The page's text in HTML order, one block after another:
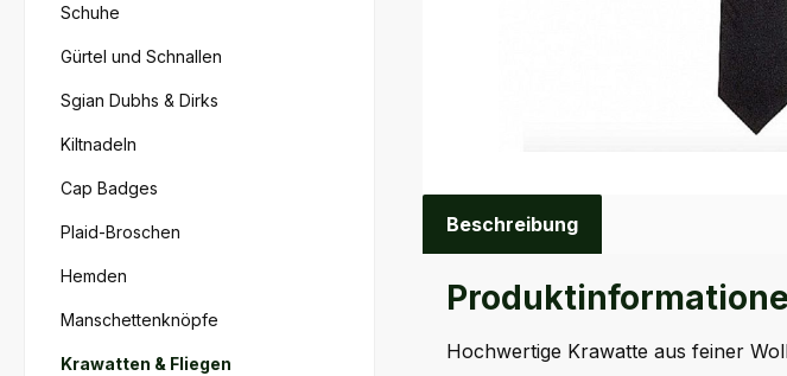
Schuhe
Gürtel und Schnallen
Sgian Dubhs & Dirks
Kiltnadeln
Cap Badges
Plaid-Broschen
Hemden
Manschettenknöpfe
Krawatten & Fliegen
Beschreibung
Hochwertige Krawatte aus feiner